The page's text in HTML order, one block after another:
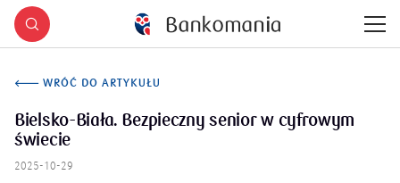
WRÓĆ DO ARTYKUŁU
Bielsko-Biała. Bezpieczny senior w cyfrowym
świecie
2025-10-29